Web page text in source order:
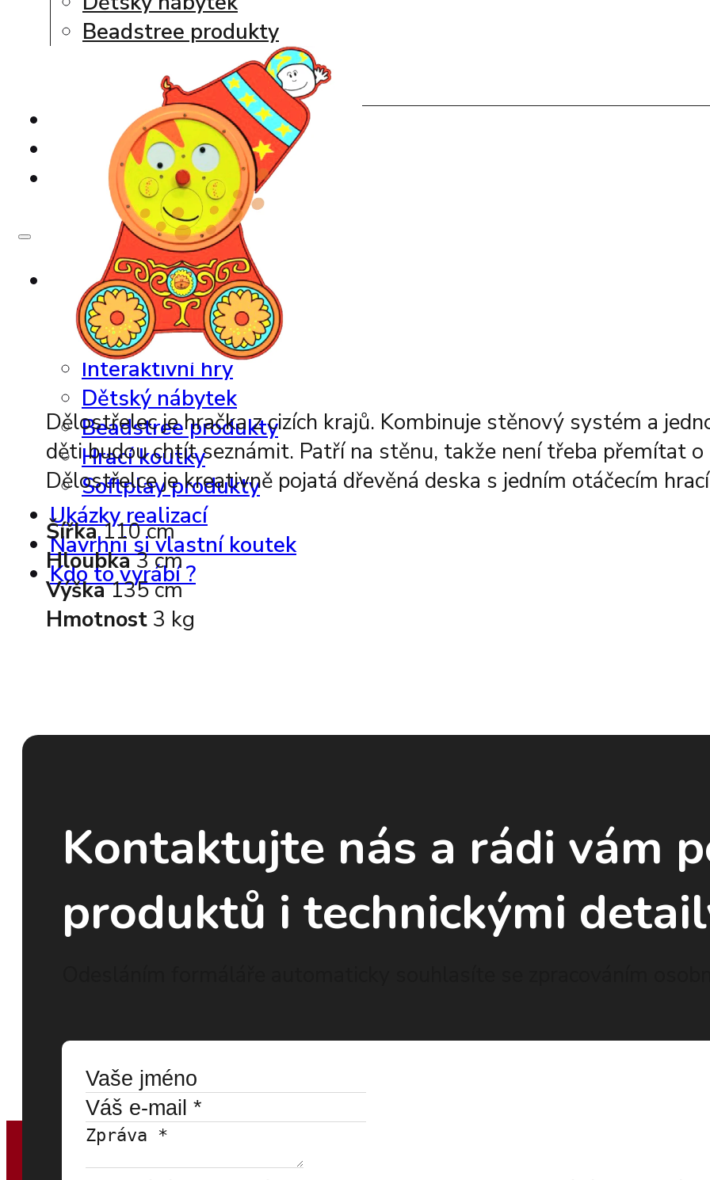
Beadstree produkty
Softplay produkty
Ukázky realizací
Navrhni si vlastní koutek
Kdo to vyrábí ?
Nabídka produktů
Nástěnné hry
Hrací sestavy
Interaktivní hry
Dětský nábytek
Beadstree produkty
Hrací koutky
Softplay produkty
Ukázky realizací
Navrhni si vlastní koutek
Kdo to vyrábí ?
Dělostřelec je hračka z cizích krajů. Kombinuje stěnový systém a
děti budou chtít seznámit. Patří na stěnu, takže není třeba přemítat
Dělostřelce je kreativně pojatá dřevěná deska s jedním otáčecím
Šířka110 cm
Hloubka3 cm
Výška135 cm
Hmotnost 3 kg
Kontaktujte nás a rádi vám
produktů i technickými